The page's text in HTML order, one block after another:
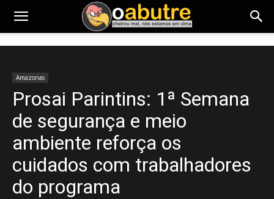
Amazonas
Prosai Parintins: 1ª Semana
de segurança e meio
ambiente reforça os
cuidados com trabalhadores
do programa